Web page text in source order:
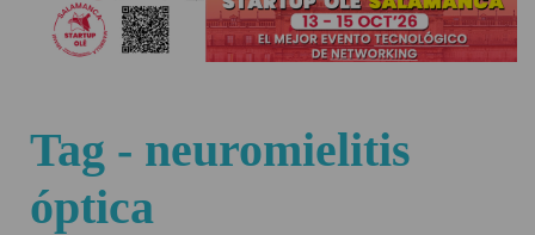
Tag - neuromielitis
óptica